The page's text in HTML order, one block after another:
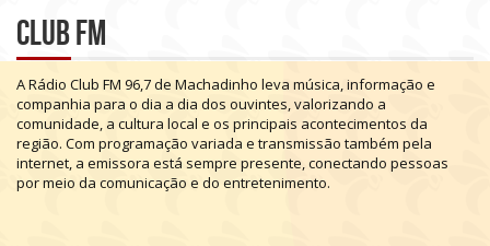
Club FM
ARádio Club FM 96,7de Machadinho leva música,informação e
companhia para o dia a dia dos ouvintes,valorizando a
comunidade, a cultura local e os principais acontecimentos da
região. Com programação variada e transmissão também pela
internet, a emissora está sempre presente,conectando pessoas
pormeio da comunicação e do entretenimento.